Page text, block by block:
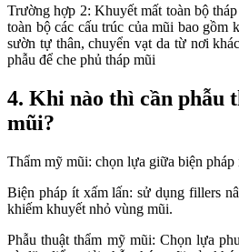
Trường hợp 2: Khuyết mất toàn bộ
toàn bộ các cấu trúc của mũi bao gồm
sườn tự thân, chuyển vạt da từ nơi
phẫu để che phủ tháp mũi
4. Khi nào thì cần phẫu
mũi?
Thẩm mỹ mũi: chọn lựa giữa biện pháp
Biện pháp ít xấm lấn: sử dụng fillers
khiếm khuyết nhỏ vùng mũi.
Phẫu thuật thẩm mỹ mũi: Chọn lựa